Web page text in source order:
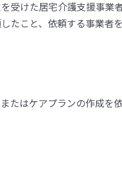
受けた居宅介護支援事業
たこと、依頼する事業者
たはケアプランの作成を